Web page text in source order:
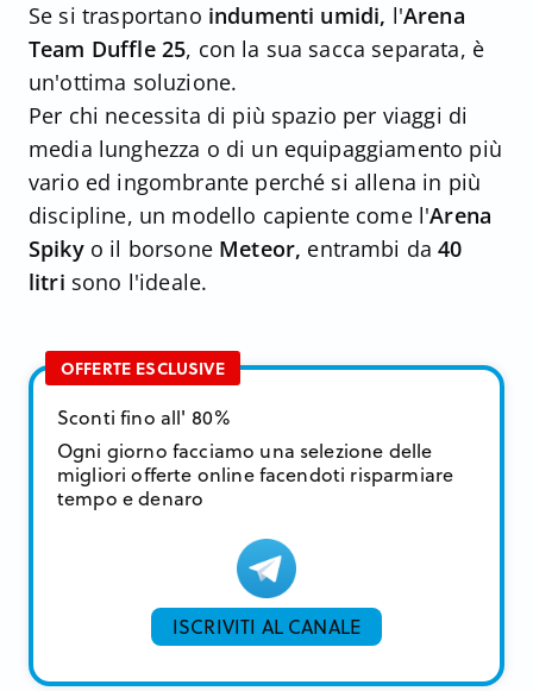
Se si trasportano indumenti umidi, l'Arena
Team Duffle 25, con la sua sacca separata, è
un'ottima soluzione.
Per chi necessita di più spazio per viaggi di
media lunghezza o di un equipaggiamento più
vario ed ingombrante perché si allena in più
discipline, un modello capiente come l'Arena
Spikyo il borsone Meteor, entrambi da40
litri sono l'ideale.
OFFERTE ESCLUSIVE
Sconti fino all' 80%
Ogni giorno facciamo una selezione delle
migliori offerte online facendoti risparmiare
tempo e denaro
ISCRIVITI AL CANALE